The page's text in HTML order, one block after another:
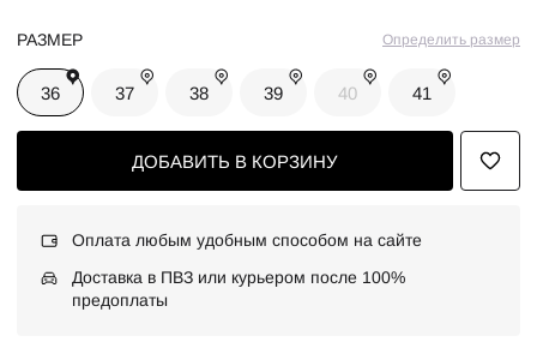
РАЗМЕР Определить размер
36 37 38 39 40 41
ДОБАВИТЬ В КОРЗИНУ
Оплата любым удобным способом на сайте
Доставка в ПВЗ или курьером после 100%
предоплаты